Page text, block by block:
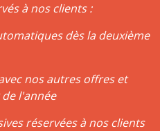
à nos clients :
dès la deuxième
nos autres offres et
l'année
réservées à nos clients